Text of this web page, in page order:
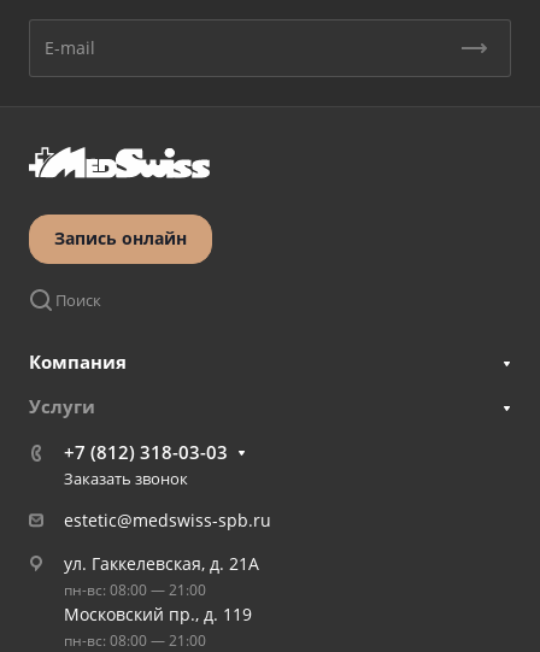
Запись онлайн
Поиск
Компания
Услуги
+7 (812) 318-03-03
Заказать звонок
estetic@medswiss-spb.ru
ул. Гаккелевская, д. 21А
пн-вс: 08:00 — 21:00
Московский пр., д. 119
пн-вс: 08:00 — 21:00